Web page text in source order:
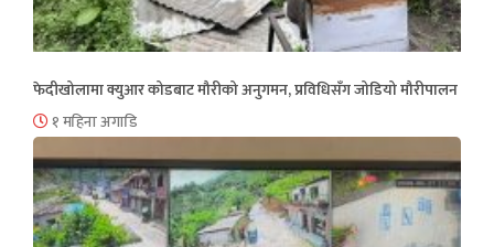
फेदीखोलामा क्युआर कोडबाट मौरीको अनुगमन, प्रविधिसँग जोडियो मौरीपालन
१ महिना अगाडि